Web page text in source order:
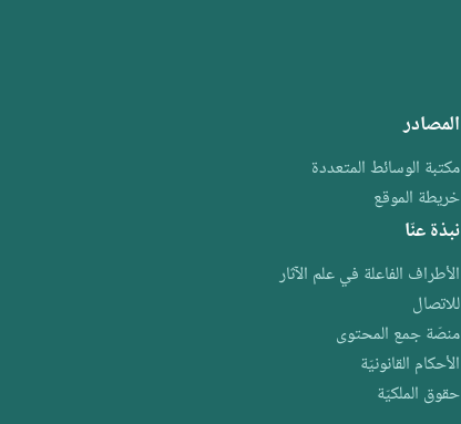
المصادر
مكتبة الوسائط المتعددة
خريطة الموقع
نبذة عنّا
الأطراف الفاعلة في علم الآثار
للاتصال
منصّة جمع المحتوى
الأحكام القانونيّة
حقوق الملكيّة